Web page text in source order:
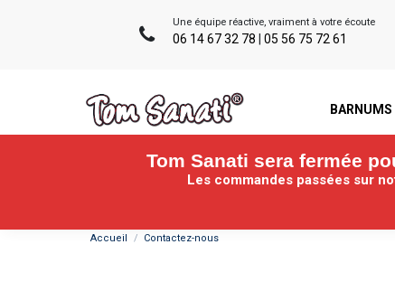
Une équipe réactive, vraiment à votre écoute
06 14 67 32 78 05 56 75 72 61
Tom Sanati sera fermée
Les commandes passées sur
Accueil Contactez-nous